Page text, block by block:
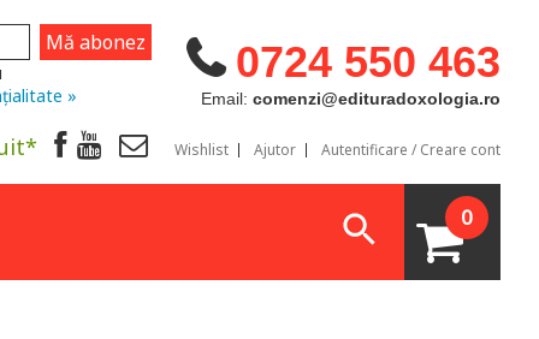
0724 550 463
Email: comenzi@edituradoxologia.ro
»
Wishlist Ajutor Autentificare / Creare cont
0